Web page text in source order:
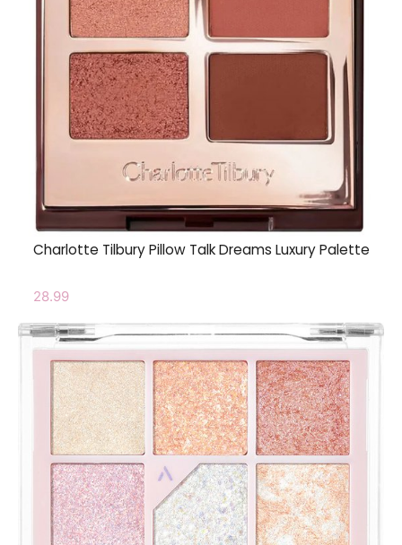
Charlotte Tilbury Pillow Talk Dreams Luxury Palette
28.99